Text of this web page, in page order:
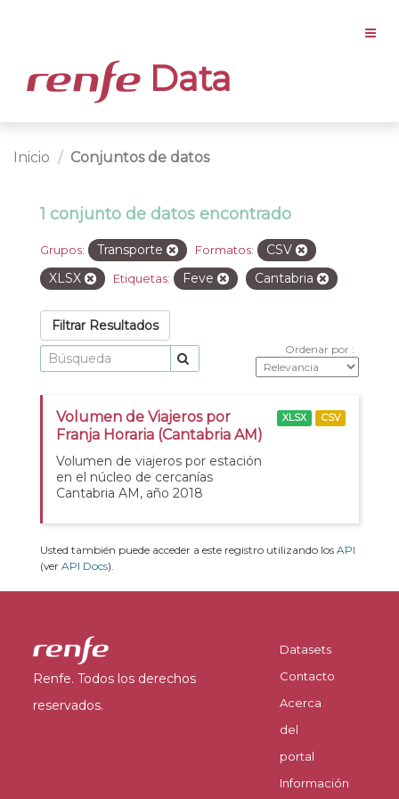
Data
Inicio Conjuntos de datos
1 conjunto de datos encontrado
Grupos: Transporte Formatos:
CSV
XLSX
Etiquetas: Feve Cantabria
Filtrar Resultados
Ordenar por
Volumen de Viajeros por
Franja Horaria (Cantabria AM)
Volumen de viajeros por estación
en el núcleo de cercanías
Cantabria AM, año 2018
XLSX CSV
Usted también puede acceder a este registro utilizando los API
(ver API Docs).
Renfe. Todos los derechos
reservados.
Datasets
Contacto
Acerca
del
portal
Información